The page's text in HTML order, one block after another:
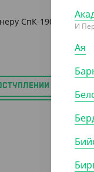
СпК-190,
И
Ая